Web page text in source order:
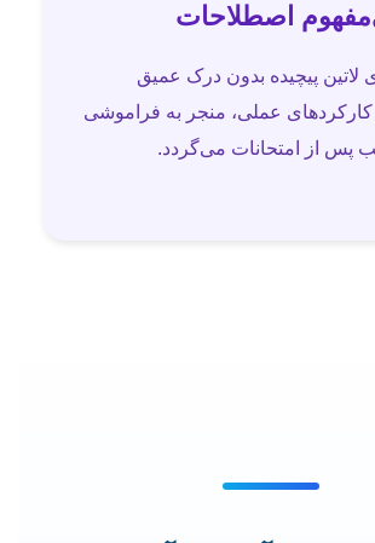
اصطلاحات
لاتین پیچیده بدون درک عمیق
کارکردهای عملی، منجر به فراموشی
پس از امتحانات می‌گردد.